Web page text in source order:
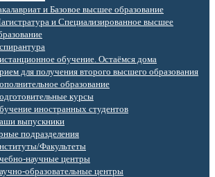
и Базовое высшее образование
и Специализированное высшее
обучение. Остаёмся дома
для получения второго высшего образования
образование
курсы
иностранных студентов
выпускники
подразделения
Факультеты
научные центры
образовательные центры